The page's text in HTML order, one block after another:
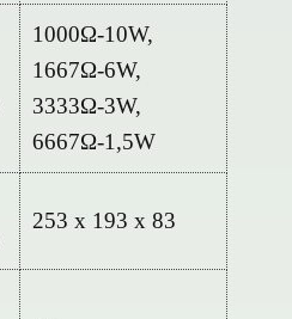
1000Ω-10W,
1667Ω-6W,
3333Ω-3W,
6667Ω-1,5W
253 x 193 x 83